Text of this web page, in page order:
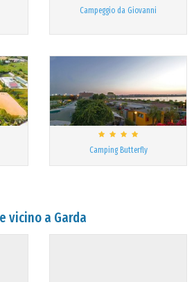
Campeggio da Giovanni
Camping Butterfly
vicino a Garda